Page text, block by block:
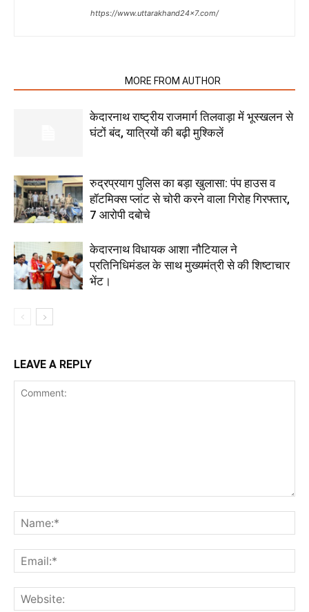
https://www.uttarakhand24x7.com/
MORE FROM AUTHOR
केदारनाथ राष्ट्रीय राजमार्ग तिलवाड़ा में भूस्खलन से
घंटों बंद, यात्रियों की बढ़ी मुश्किलें
रुद्रप्रयाग पुलिस का बड़ा खुलासा: पंप हाउस व
हॉटमिक्स प्लांट से चोरी करने वाला गिरोह गिरफ्तार,
7 आरोपी दबोचे
केदारनाथ विधायक आशा नौटियाल ने
प्रतिनिधिमंडल के साथ मुख्यमंत्री से की शिष्टाचार
भेंट।
LEAVE A REPLY